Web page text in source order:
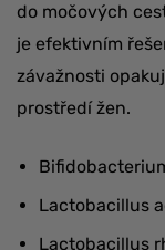
do močových
je efektivním
závažnosti
prostředí žen.
Lactobacillus
Lactobacillus